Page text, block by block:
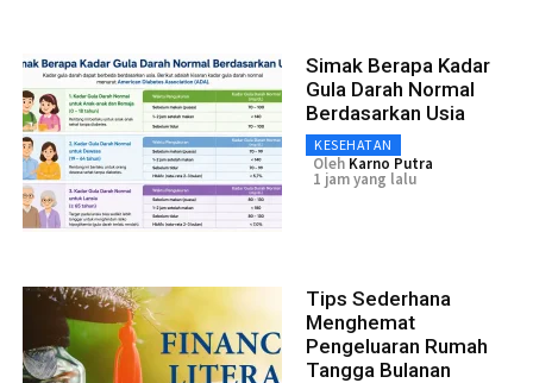
Simak Berapa Kadar
Gula Darah Normal
Berdasarkan Usia
KESEHATAN
Oleh Karno Putra
1 jam yang lalu
Tips Sederhana
Menghemat
Pengeluaran Rumah
Tangga Bulanan